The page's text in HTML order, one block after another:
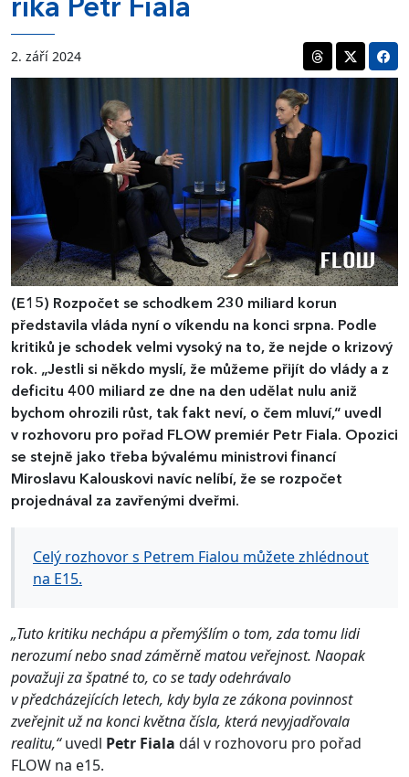
říká Petr Fiala
2. září 2024
(E15) Rozpočet se schodkem 230 miliard korun
představila vláda nyní o víkendu na konci srpna. Podle
kritiků je schodek velmi vysoký na to, že nejde o krizový
rok. „Jestli si někdo myslí, že můžeme přijít do vlády a z
deficitu 400 miliard ze dne na den udělat nulu aniž
bychom ohrozili růst, tak fakt neví, o čem mluví,“ uvedl
v rozhovoru pro pořad FLOW premiér Petr Fiala. Opozici
se stejně jako třeba bývalému ministrovi financí
Miroslavu Kalouskovi navíc nelíbí, že se rozpočet
projednával za zavřenými dveřmi.
Celý rozhovor s Petrem Fialou můžete zhlédnout
na E15.
„Tuto kritiku nechápu a přemýšlím o tom, zda tomu lidi
nerozumí nebo snad záměrně matou veřejnost. Naopak
považuji za špatné to, co se tady odehrávalo
v předcházejících letech, kdy byla ze zákona povinnost
zveřejnit už na konci května čísla, která nevyjadřovala
realitu,“uvedl Petr Fiala dál v rozhovoru pro pořad
FLOW na e15.